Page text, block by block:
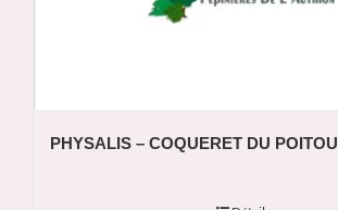
PHYSALIS – COQUERET DU POITOU